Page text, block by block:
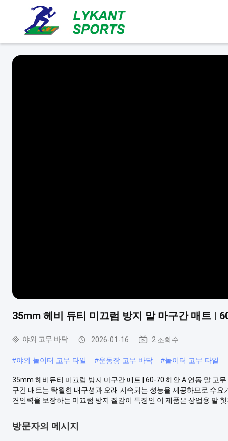
35mm 헤비 듀티 미끄럼 방지 말 마구간 매트 |
야외 고무 바닥 2026-01-16 2 조회수
#야외 놀이터 고무 타일 #운동장 고무 바닥 #놀이터 고무 타일
35mm 헤비듀티 미끄럼 방지 마구간 매트 | 60-70 해안 A 연동 말 고
구간 매트는 탁월한 내구성과 오래 지속되는 성능을 제공하므로 수
견인력을 보장하는 미끄럼 방지 질감이 특징인 이 제품은 상업용 말 헛
방문자의 메시지